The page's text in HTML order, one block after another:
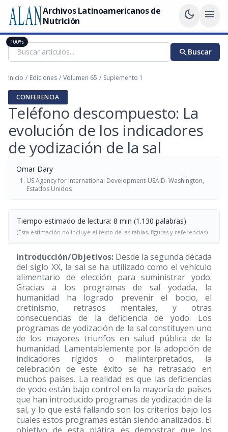
Archivos Latinoamericanos de
Nutrición
dark_mode menu
searchBuscar
Inicio / Ediciones / Volumen 65 / Suplemento 1
CONFERENCIA
Teléfono descompuesto: La
evolución de los indicadores
de yodización de la sal
Omar Dary
US Agency for International Development-USAID. Washington,
Estados Unidos
Tiempo estimado de lectura: 8 min (1.130 palabras)
(Esta estimación no incluye el texto de las tablas, figuras y referencias)
Introducción/Objetivos: Desde la segunda década
del siglo XX, la sal se ha utilizado como el vehículo
alimentario de elección para suministrar yodo.
Gracias a los programas de sal yodada, la
humanidad ha logrado prevenir el bocio, el
cretinismo, retrasos mentales, y otras
consecuencias de la deficiencia de yodo. Los
programas de yodización de la sal constituyen uno
de los mayores triunfos en salud pública de la
humanidad. Lamentablemente por la adopción de
indicadores rígidos o malinterpretados, la
celebración de este éxito se ha retrasado en
muchos países. La realidad es que las deficiencias
de yodo están bajo control en la mayoría de países
que han introducido programas de yodización de la
sal, y lo que está fallando son los criterios bajo los
cuales estos programas están siendo analizados. El
100%